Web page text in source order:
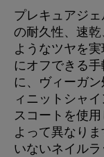
プレキュアジ
の耐久性、速
ようなツヤを
にオフできる
に、ヴィーガ
ィニットシャ
スコートを使
よって異なり
いないネイルラ